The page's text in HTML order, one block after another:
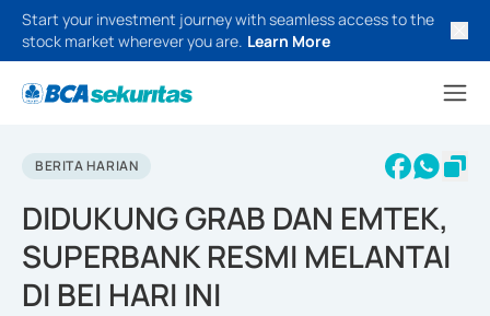
Start your investment journey with seamless access to the
stock market wherever you are. Learn More
BERITA HARIAN
DIDUKUNG GRAB DAN EMTEK,
SUPERBANK RESMI MELANTAI
DI BEI HARI INI